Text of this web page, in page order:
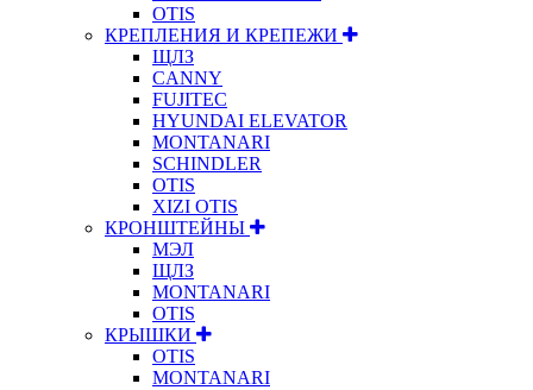
OTIS
КРЕПЛЕНИЯ И КРЕПЕЖИ
ЩЛЗ
CANNY
FUJITEC
HYUNDAI ELEVATOR
MONTANARI
SCHINDLER
OTIS
XIZI OTIS
КРОНШТЕЙНЫ
МЭЛ
ЩЛЗ
MONTANARI
OTIS
КРЫШКИ
OTIS
MONTANARI